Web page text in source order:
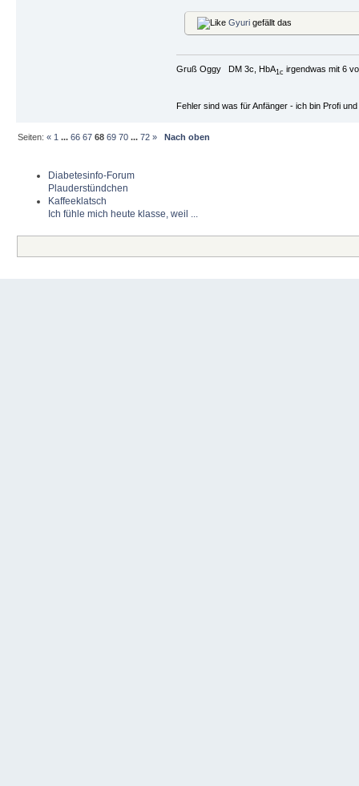
Gyurigefällt das
Gruß Oggy DM 3c, HbA1c irgendwas mit 6
Fehler sind was für Anfänger - ich bin Profi
Seiten:« 1 ...66 67 68 69 70 ...72 » Nach oben
Diabetesinfo-Forum
Plauderstündchen
Kaffeeklatsch
Ich fühle mich heute klasse, weil ...